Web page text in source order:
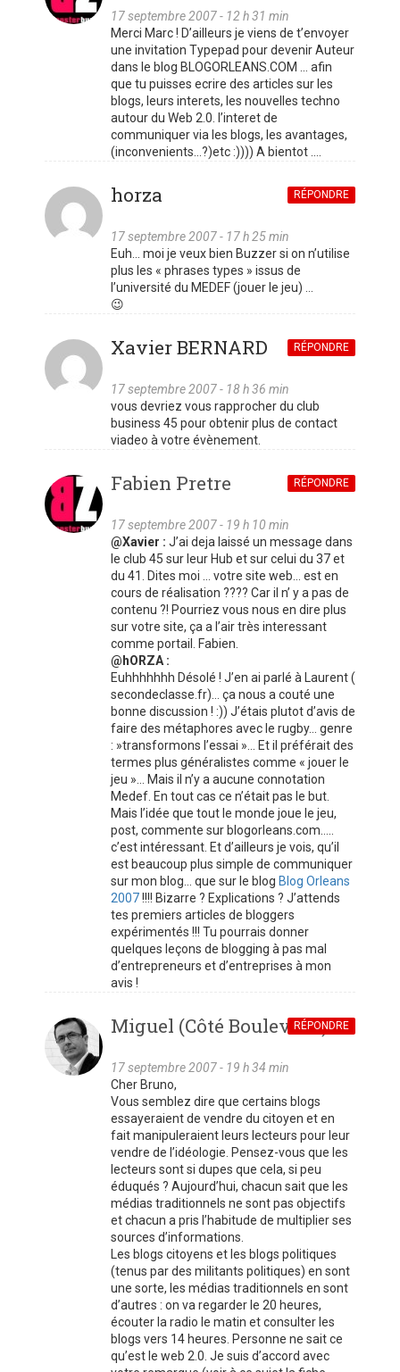
17 septembre 2007 - 12 h 31 min
Merci Marc ! D’ailleurs je viens de t’envoyer
une invitation Typepad pour devenir Auteur
dans le blog BLOGORLEANS.COM … afin
que tu puisses ecrire des articles sur les
blogs, leurs interets, les nouvelles techno
autour du Web 2.0. l’interet de
communiquer via les blogs, les avantages,
(inconvenients…?)etc :)))) A bientot ….
horza
17 septembre 2007 - 17 h 25 min
RÉPONDRE
Euh… moi je veux bien Buzzer si on n’utilise
plus les « phrases types » issus de
l’université du MEDEF (jouer le jeu) …
😉
Xavier BERNARD
17 septembre 2007 - 18 h 36 min
RÉPONDRE
vous devriez vous rapprocher du club
business 45 pour obtenir plus de contact
viadeo à votre évènement.
Fabien Pretre
17 septembre 2007 - 19 h 10 min
RÉPONDRE
@Xavier : J’ai deja laissé un message dans
le club 45 sur leur Hub et sur celui du 37 et
du 41. Dites moi … votre site web… est en
cours de réalisation ???? Car il n’ y a pas de
contenu ?! Pourriez vous nous en dire plus
sur votre site, ça a l’air très interessant
comme portail. Fabien.
@hORZA :
Euhhhhhhh Désolé ! J’en ai parlé à Laurent (
secondeclasse.fr)… ça nous a couté une
bonne discussion ! :)) J’étais plutot d’avis de
faire des métaphores avec le rugby… genre
: »transformons l’essai »… Et il préférait des
termes plus généralistes comme « jouer le
jeu »… Mais il n’y a aucune connotation
Medef. En tout cas ce n’était pas le but.
Mais l’idée que tout le monde joue le jeu,
post, commente sur blogorleans.com…..
c’est intéressant. Et d’ailleurs je vois, qu’il
est beaucoup plus simple de communiquer
sur mon blog… que sur le blog Blog Orleans
2007!!!! Bizarre ? Explications ? J’attends
tes premiers articles de bloggers
expérimentés !!! Tu pourrais donner
quelques leçons de blogging à pas mal
d’entrepreneurs et d’entreprises à mon
avis !
Miguel (Côté Boulevard)
17 septembre 2007 - 19 h 34 min
RÉPONDRE
Cher Bruno,
Vous semblez dire que certains blogs
essayeraient de vendre du citoyen et en
fait manipuleraient leurs lecteurs pour leur
vendre de l’idéologie. Pensez-vous que les
lecteurs sont si dupes que cela, si peu
éduqués ? Aujourd’hui, chacun sait que les
médias traditionnels ne sont pas objectifs
et chacun a pris l’habitude de multiplier ses
sources d’informations.
Les blogs citoyens et les blogs politiques
(tenus par des militants politiques) en sont
une sorte, les médias traditionnels en sont
d’autres : on va regarder le 20 heures,
écouter la radio le matin et consulter les
blogs vers 14 heures. Personne ne sait ce
qu’est le web 2.0. Je suis d’accord avec